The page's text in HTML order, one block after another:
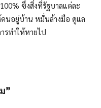
ซึ่งสิ่งที่รัฐบาลแต่ละ
คนอยู่บ้าน หมั่นล้างมือ ดูแล
รทำให้หายไป
”